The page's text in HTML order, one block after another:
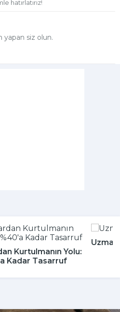
hatırlatırız!
yapan siz olun.
Kurtulmanın Yolu:
Kadar Tasarruf